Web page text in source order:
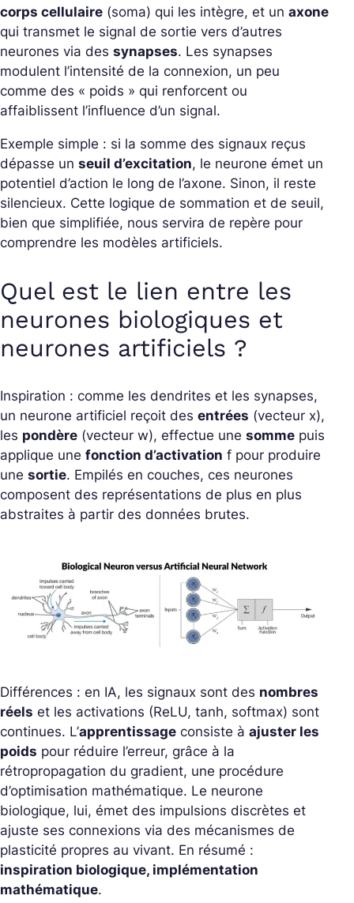
corps cellulaire (soma) qui les intègre, et un axone
qui transmet le signal de sortie vers d’autres
neurones via des synapses. Les synapses
modulent l’intensité de la connexion, un peu
comme des « poids » qui renforcent ou
affaiblissent l’influence d’un signal.
Exemple simple : si la somme des signaux reçus
dépasse un seuil d’excitation, le neurone émet un
potentiel d’action le long de l’axone. Sinon, il reste
silencieux. Cette logique de sommation et de seuil,
bien que simplifiée, nous servira de repère pour
comprendre les modèles artificiels.
Quel est le lien entre les
neurones biologiques et
neurones artificiels ?
Inspiration : comme les dendrites et les synapses,
un neurone artificiel reçoit des entrées (vecteur x),
les pondère (vecteur w), effectue une somme puis
applique une fonction d’activation f pour produire
une sortie. Empilés en couches, ces neurones
composent des représentations de plus en plus
abstraites à partir des données brutes.
Différences : en IA, les signaux sont des nombres
réels et les activations (ReLU, tanh, softmax) sont
continues. L’apprentissage consiste à ajuster les
poids pour réduire l’erreur, grâce à la
rétropropagation du gradient, une procédure
d’optimisation mathématique. Le neurone
biologique, lui, émet des impulsions discrètes et
ajuste ses connexions via des mécanismes de
plasticité propres au vivant. En résumé :
inspiration biologique, implémentation
mathématique.